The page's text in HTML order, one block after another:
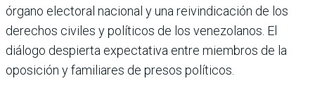
órgano electoral nacional y una reivindicación de los
derechos civiles y políticos de los venezolanos. El
diálogo despierta expectativa entre miembros de la
oposición y familiares de presos políticos.